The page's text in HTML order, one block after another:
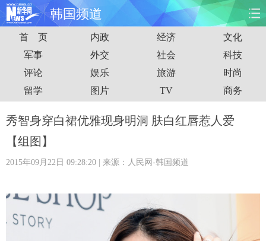
韩国频道
首页 时政 国际 财经
娱乐 体育 人事 教育
时尚 思客 地方 法治
港澳
科技 能源 房产
图片 视频 食品
旅游 信息化
首 页 内政 经济
文化
军事
外交 社会
科技
评论
娱乐 旅游
时尚
留学
图片 TV 商务
秀智身穿白裙优雅现身明洞 肤白红唇惹人爱
【组图】
2015年09月22日 09:28:20 | 来源：人民网-韩国频道